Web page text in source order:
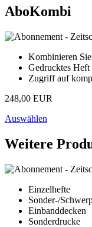
AboKombi
Kombinieren
Gedrucktes
Zugriff auf
248,00 EUR
Auswählen
Weitere
Einzelhefte
Sonder-/
Einbanddecken
Sonderdrucke